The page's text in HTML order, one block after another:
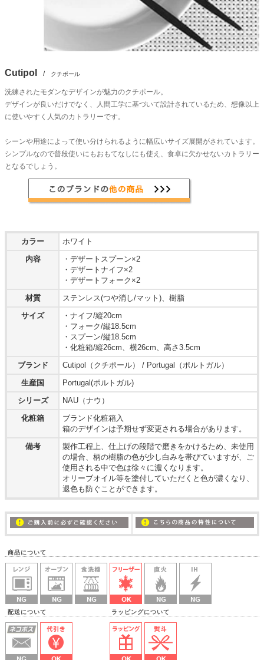
Cutipol / クチポール
洗練されたモダンなデザインが魅力のクチポール。
デザインが良いだけでなく、人間工学に基づいて設計されているため、想像以上
に使いやすく人気のカトラリーです。
シーンや用途によって使い分けられるように幅広いサイズ展開がされています。
シンプルなので普段使いにもおもてなしにも使え、食卓に欠かせないカトラリー
となるでしょう。
カラー
ホワイト
内容
・デザートスプーン×2
・デザートナイフ×2
・デザートフォーク×2
材質
ステンレス(つや消し/マット)、樹脂
サイズ
・ナイフ/縦20cm
・フォーク/縦18.5cm
・スプーン/縦18.5cm
・化粧箱/縦26cm、横26cm、高さ3.5cm
ブランド
Cutipol（クチポール） / Portugal（ポルトガル）
生産国
Portugal(ポルトガル)
シリーズ
NAU（ナウ）
化粧箱
ブランド化粧箱入
箱のデザインは予期せず変更される場合があります。
備考
製作工程上、仕上げの段階で磨きをかけるため、未使用
の場合、柄の樹脂の色が少し白みを帯びていますが、ご
使用される中で色は徐々に濃くなります。
オリーブオイル等を塗付していただくと色が濃くなり、
退色も防ぐことができます。
商品について
配送について ラッピングについて